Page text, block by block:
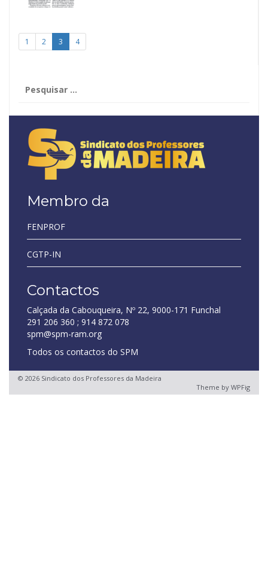
1 2 3 4
por:
Membro da
FENPROF
CGTP-IN
Contactos
Calçada da Cabouqueira, Nº 22, 9000-171 Funchal
291 206 360 ; 914 872 078
spm@spm-ram.org
Todos os contactos do SPM
© 2026 Sindicato dos Professores da Madeira
Theme by WPFig